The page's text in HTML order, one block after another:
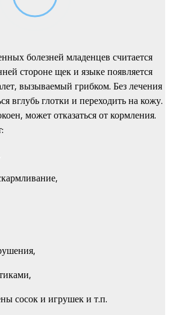
болезней младенцев считается
стороне щек и языке появляется
вызываемый грибком. Без лечения
вглубь глотки и переходить на кожу.
может отказаться от кормления.
сосок и игрушек и т.п.